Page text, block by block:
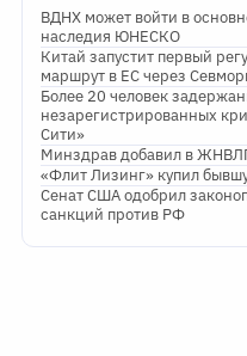
ВДНХ может войти в
наследия ЮНЕСКО
Китай запустит первый
маршрут в ЕС через
Более 20 человек
незарегистрированных
Сити»
Минздрав добавил в
«Флит Лизинг» купил
Сенат США одобрил
санкций против РФ